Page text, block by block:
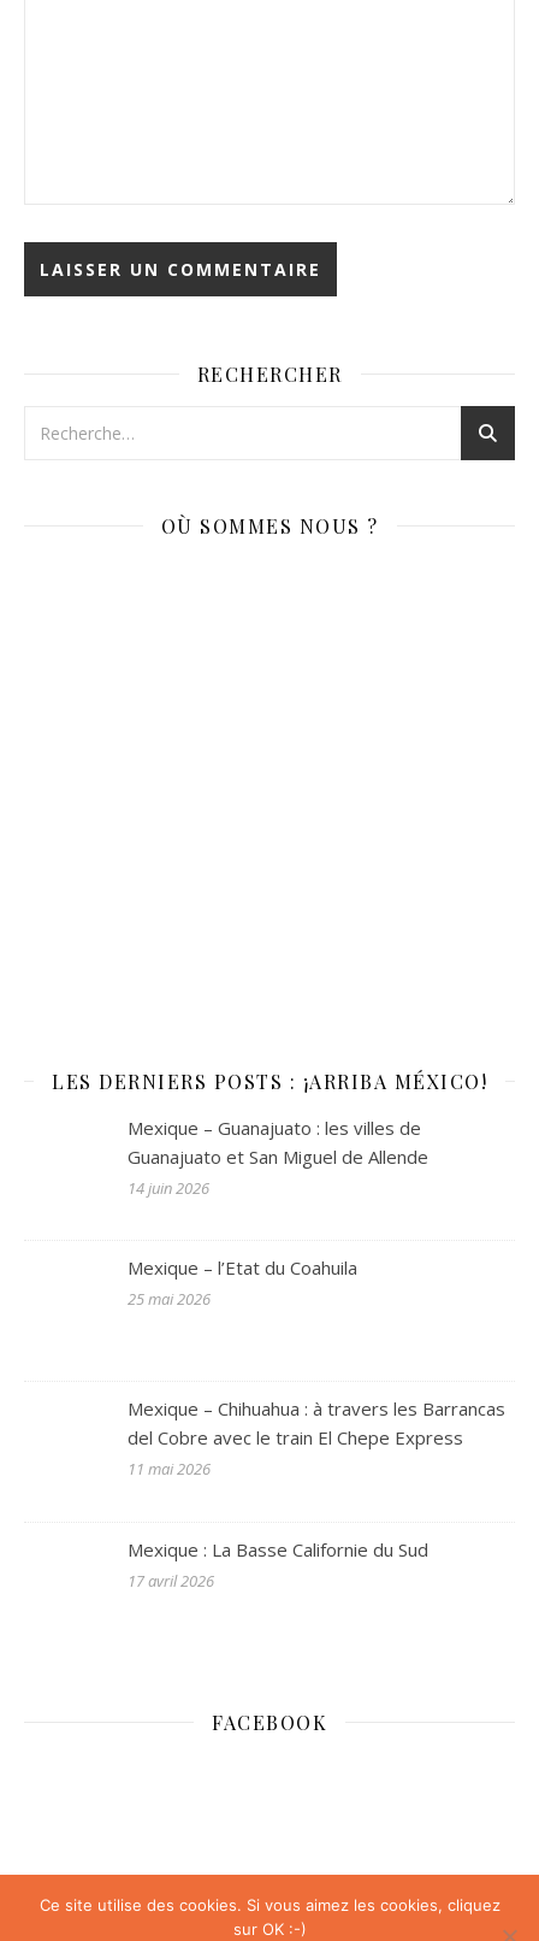
RECHERCHER
OÙ SOMMES NOUS ?
LES DERNIERS POSTS : ¡ARRIBA MÉXICO!
Mexique – Guanajuato : les villes de
Guanajuato et San Miguel de Allende
14 juin 2026
Mexique – l’Etat du Coahuila
25 mai 2026
Mexique – Chihuahua : à travers les Barrancas
del Cobre avec le train El Chepe Express
11 mai 2026
Mexique : La Basse Californie du Sud
17 avril 2026
FACEBOOK
©2026 - réalisé par Nico et Célia de Kikisbackpackingtour
Ce site utilise des cookies. Si vous aimez les cookies, cliquez
sur OK :-)